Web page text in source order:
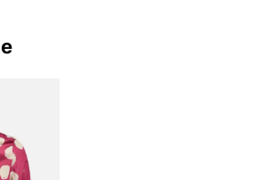
outletpriser - fynda exklusiva